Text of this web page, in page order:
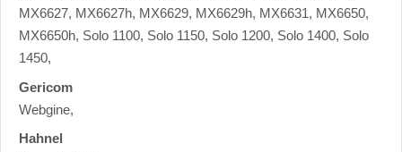
MX6627, MX6627h, MX6629, MX6629h, MX6631, MX6650,
MX6650h, Solo 1100, Solo 1150, Solo 1200, Solo 1400, Solo
1450,
Gericom
Webgine,
Hahnel